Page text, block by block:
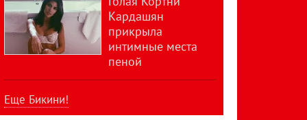
Кардашян
прикрыла
интимные места
пеной
Еще Бикини!